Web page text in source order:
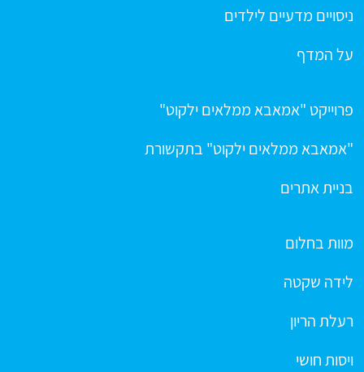
ניסויים מדעיים לילדים
על המדף
פרוייקט "אמאבא ממלאים ילקוט"
"אמאבא ממלאים ילקוט" בתקשורת
בניית אתרים
מוות בחלום
לידה שקטה
רעלת הריון
ויסות חושי